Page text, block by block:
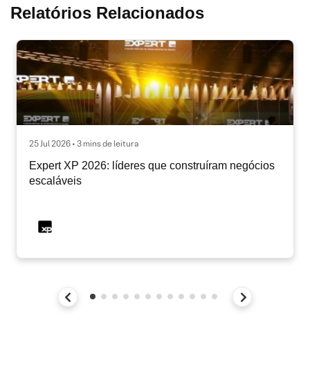
Relatórios Relacionados
25 Jul 2026 • 3 mins de leitura
Expert XP 2026: líderes que construíram negócios
escaláveis